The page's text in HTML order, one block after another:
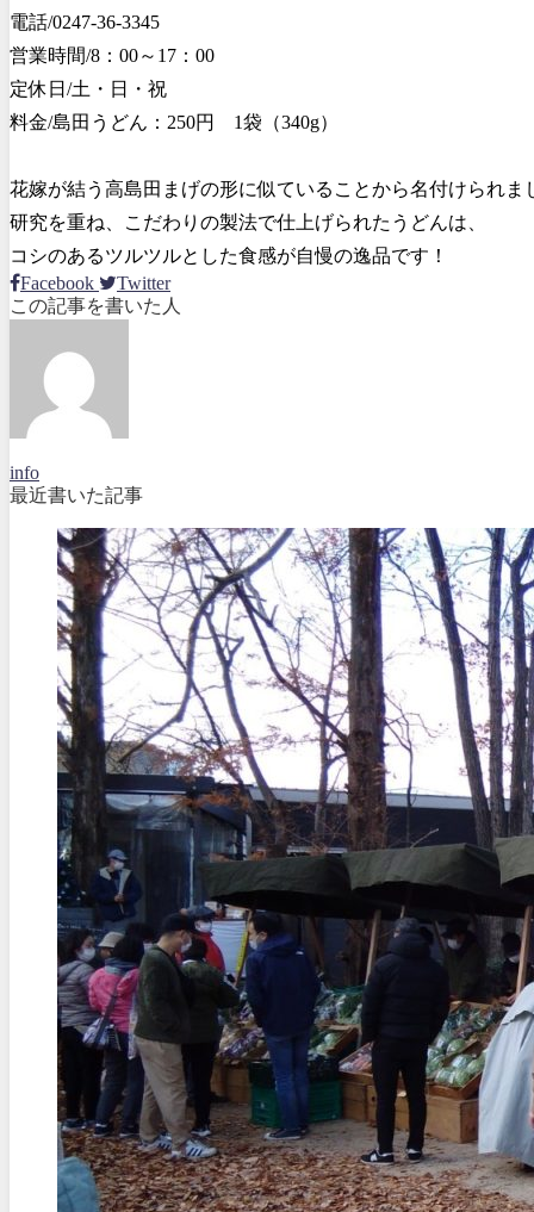
電話/0247-36-3345
営業時間/8：00～17：00
定休日/土・日・祝
料金/島田うどん：250円 1袋（340g）
花嫁が結う高島田まげの形に似ていることから名付けられま
研究を重ね、こだわりの製法で仕上げられたうどんは、
コシのあるツルツルとした食感が自慢の逸品です！
Facebook
Twitter
この記事を書いた人
info
最近書いた記事